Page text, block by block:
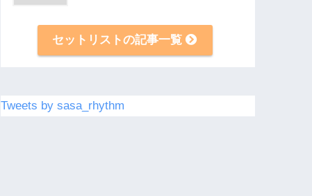
セットリストの記事一覧
Tweets by sasa_rhythm